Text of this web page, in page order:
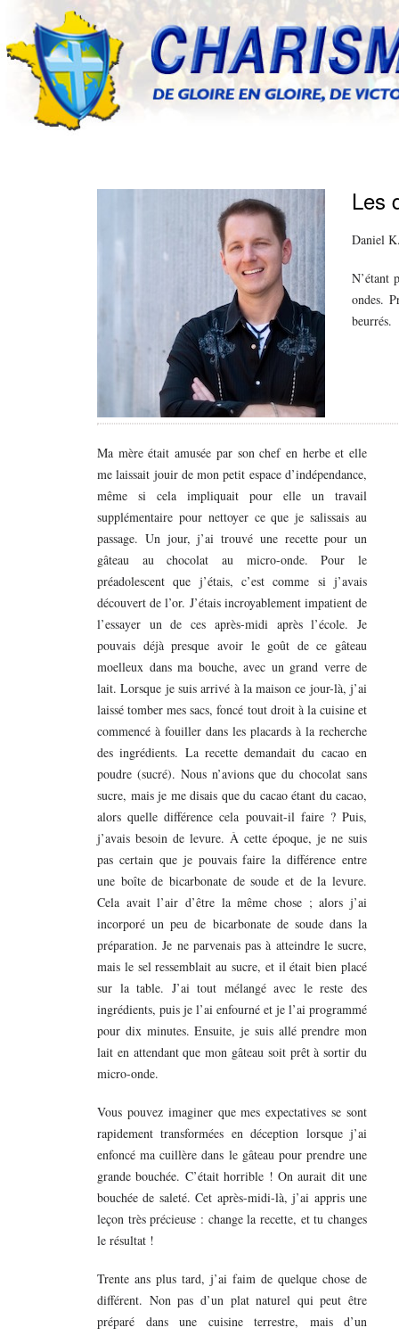
Les
Daniel
N’étant
ondes.
beurrés.
Ma mère était amusée par son chef en herbe et elle
me laissait jouir de mon petit espace d’indépendance,
même si cela impliquait pour elle un travail
supplémentaire pour nettoyer ce que je salissais au
passage. Un jour, j’ai trouvé une recette pour un
gâteau au chocolat au micro-onde. Pour le
préadolescent que j’étais, c’est comme si j’avais
découvert de l’or. J’étais incroyablement impatient de
l’essayer un de ces après-midi après l’école. Je
pouvais déjà presque avoir le goût de ce gâteau
moelleux dans ma bouche, avec un grand verre de
lait. Lorsque je suis arrivé à la maison ce jour-là, j’ai
laissé tomber mes sacs, foncé tout droit à la cuisine et
commencé à fouiller dans les placards à la recherche
des ingrédients. La recette demandait du cacao en
poudre (sucré). Nous n’avions que du chocolat sans
sucre, mais je me disais que du cacao étant du cacao,
alors quelle différence cela pouvait-il faire ? Puis,
j’avais besoin de levure. À cette époque, je ne suis
pas certain que je pouvais faire la différence entre
une boîte de bicarbonate de soude et de la levure.
Cela avait l’air d’être la même chose ; alors j’ai
incorporé un peu de bicarbonate de soude dans la
préparation. Je ne parvenais pas à atteindre le sucre,
mais le sel ressemblait au sucre, et il était bien placé
sur la table. J’ai tout mélangé avec le reste des
ingrédients, puis je l’ai enfourné et je l’ai programmé
pour dix minutes. Ensuite, je suis allé prendre mon
lait en attendant que mon gâteau soit prêt à sortir du
micro-onde.
Vous pouvez imaginer que mes expectatives se sont
rapidement transformées en déception lorsque j’ai
enfoncé ma cuillère dans le gâteau pour prendre une
grande bouchée. C’était horrible ! On aurait dit une
bouchée de saleté. Cet après-midi-là, j’ai appris une
leçon très précieuse : change la recette, et tu changes
le résultat !
Trente ans plus tard, j’ai faim de quelque chose de
différent. Non pas d’un plat naturel qui peut être
préparé dans une cuisine terrestre, mais d’un